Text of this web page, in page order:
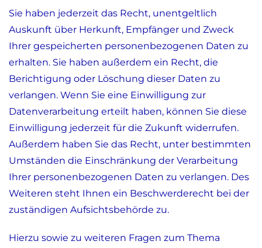
Sie haben jederzeit das Recht, unentgeltlich
Auskunft über Herkunft, Empfänger und Zweck
Ihrer gespeicherten personenbezogenen Daten zu
erhalten. Sie haben außerdem ein Recht, die
Berichtigung oder Löschung dieser Daten zu
verlangen. Wenn Sie eine Einwilligung zur
Datenverarbeitung erteilt haben, können Sie diese
Einwilligung jederzeit für die Zukunft widerrufen.
Außerdem haben Sie das Recht, unter bestimmten
Umständen die Einschränkung der Verarbeitung
Ihrer personenbezogenen Daten zu verlangen. Des
Weiteren steht Ihnen ein Beschwerderecht bei der
zuständigen Aufsichtsbehörde zu.
Hierzu sowie zu weiteren Fragen zum Thema